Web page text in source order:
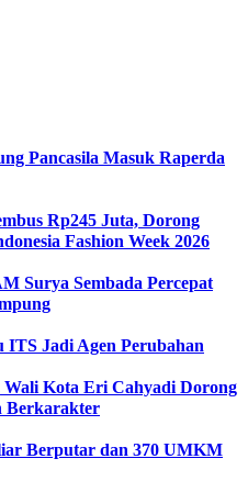
Pancasila Masuk Raperda
Rp245 Juta, Dorong
Fashion Week 2026
Surya Sembada Percepat
ITS Jadi Agen Perubahan
Kota Eri Cahyadi Dorong
Berkarakter
Berputar dan 370 UMKM